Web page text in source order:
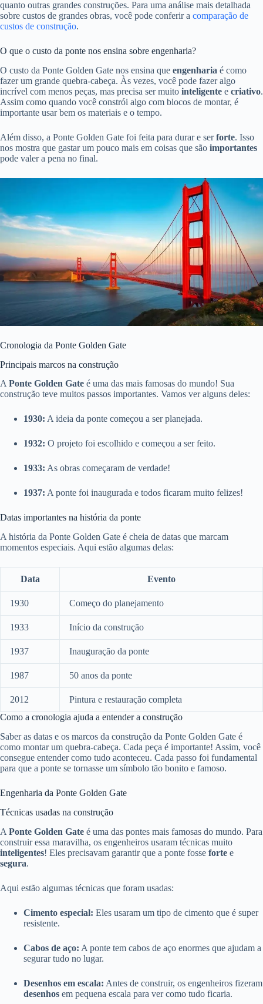
quanto outras grandes construções. Para uma análise mais detalhada
sobre custos de grandes obras, você pode conferir a comparação de
custos de construção.
O que o custo da ponte nos ensina sobre engenharia?
O custo da Ponte Golden Gate nos ensina que engenharia é como
fazer um grande quebra-cabeça. Às vezes, você pode fazer algo
incrível com menos peças, mas precisa ser muito inteligente e criativo.
Assim como quando você constrói algo com blocos de montar, é
importante usar bem os materiais e o tempo.
Além disso, a Ponte Golden Gate foi feita para durar e serforte. Isso
nos mostra que gastar um pouco mais em coisas que são importantes
pode valer a pena no final.
Cronologia da Ponte Golden Gate
Principais marcos na construção
A Ponte Golden Gate é uma das mais famosas do mundo! Sua
construção teve muitos passos importantes. Vamos ver alguns deles:
1930: A ideia da ponte começou a ser planejada.
1932: O projeto foi escolhido e começou a ser feito.
1933: As obras começaram de verdade!
1937: A ponte foi inaugurada e todos ficaram muito felizes!
Datas importantes na história da ponte
A história da Ponte Golden Gate é cheia de datas que marcam
momentos especiais. Aqui estão algumas delas:
Data Evento
1930 Começo do planejamento
1933 Início da construção
1937 Inauguração da ponte
1987 50 anos da ponte
2012
Pintura e restauração completa
Como a cronologia ajuda a entender a construção
Saber as datas e os marcos da construção da Ponte Golden Gate é
como montar um quebra-cabeça. Cada peça é importante! Assim, você
consegue entender como tudo aconteceu. Cada passo foi fundamental
para que a ponte se tornasse um símbolo tão bonito e famoso.
Engenharia da Ponte Golden Gate
Técnicas usadas na construção
A Ponte Golden Gate é uma das pontes mais famosas do mundo. Para
construir essa maravilha, os engenheiros usaram técnicas muito
inteligentes! Eles precisavam garantir que a ponte fosse forte e
segura.
Aqui estão algumas técnicas que foram usadas:
Cimento especial: Eles usaram um tipo de cimento que é super
resistente.
Cabos de aço: A ponte tem cabos de aço enormes que ajudam a
segurar tudo no lugar.
Desenhos em escala: Antes de construir, os engenheiros fizeram
desenhos em pequena escala para ver como tudo ficaria.